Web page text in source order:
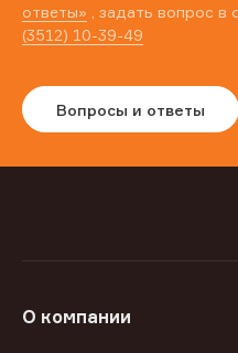
ответы» , задать вопрос в
(3512) 10-39-49
Вопросы и ответы
О компании